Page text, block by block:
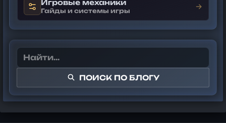
Игровые механики
Гайды и системы игры →
ПОИСК ПО БЛОГУ